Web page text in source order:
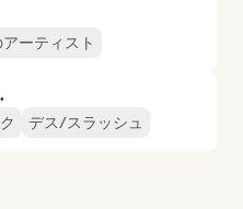
ーティスト
デス/スラッシュ